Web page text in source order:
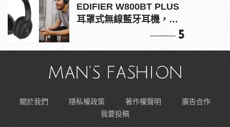
EDIFIER W800BT PLUS
耳罩式無線藍牙耳機，在
5
關於我們 隱私權政策 著作權聲明
廣告合作
我要投稿